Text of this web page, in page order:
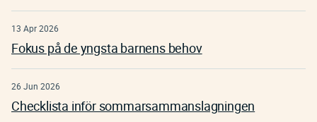
13 Apr 2026
Fokus på de yngsta barnens behov
26 Jun 2026
Checklista inför sommarsammanslagningen